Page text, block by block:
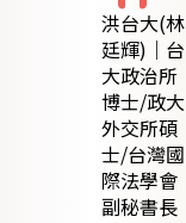
洪台大(林
廷輝)｜台
大政治所
博士/政大
外交所碩
士/台灣國
際法學會
副秘書長